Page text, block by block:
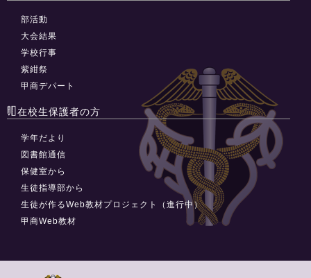
部活動
大会結果
学校行事
紫紺祭
甲商デパート
在校生保護者の方
学年だより
図書館通信
保健室から
生徒指導部から
生徒が作るWeb教材プロジェクト（進行中）
甲商Web教材